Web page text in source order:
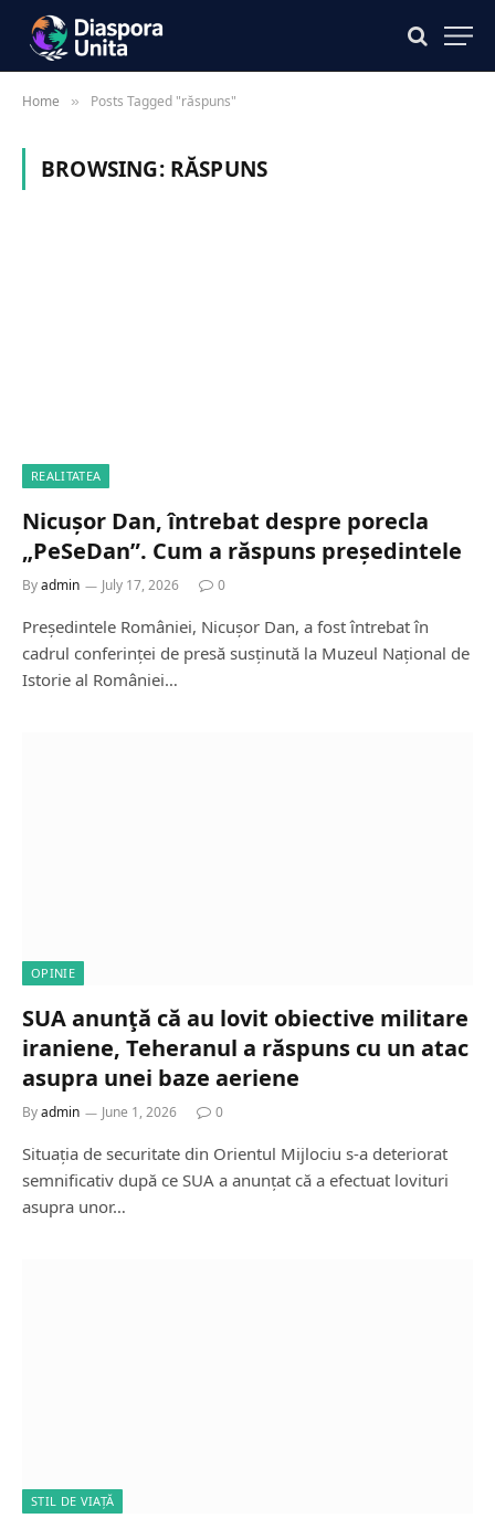
Home » Posts Tagged "răspuns"
BROWSING: RĂSPUNS
REALITATEA
Nicușor Dan, întrebat despre porecla
„PeSeDan”. Cum a răspuns președintele
Byadmin July 17, 2026 0
Președintele României, Nicușor Dan, a fost întrebat în
cadrul conferinței de presă susținută la Muzeul Național de
Istorie al României…
OPINIE
SUA anunţă că au lovit obiective militare
iraniene, Teheranul a răspuns cu un atac
asupra unei baze aeriene
Byadmin June 1, 2026 0
Situația de securitate din Orientul Mijlociu s-a deteriorat
semnificativ după ce SUA a anunțat că a efectuat lovituri
asupra unor…
STIL DE VIAȚĂ